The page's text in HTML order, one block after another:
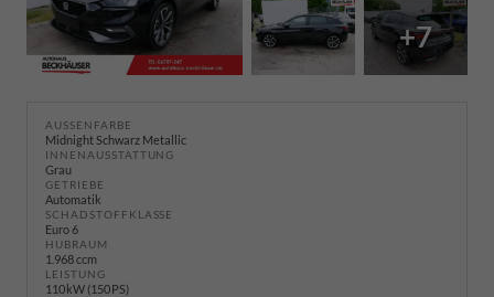
+7
AUSSENFARBE
Midnight Schwarz Metallic
INNENAUSSTATTUNG
Grau
GETRIEBE
Automatik
SCHADSTOFFKLASSE
Euro 6
HUBRAUM
1.968 ccm
LEISTUNG
110 kW (150 PS)